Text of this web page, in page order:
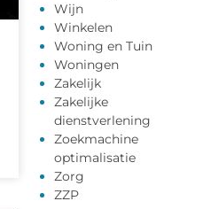
Wijn
Winkelen
Woning en Tuin
Woningen
Zakelijk
Zakelijke
dienstverlening
Zoekmachine
optimalisatie
Zorg
ZZP